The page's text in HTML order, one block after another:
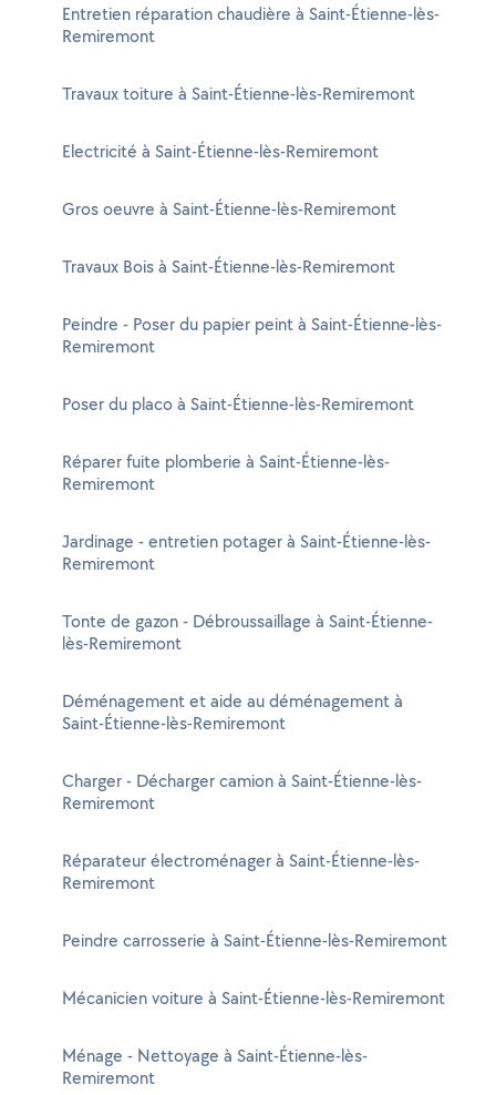
Entretien réparation chaudière à Saint-Étienne-lès-
Remiremont
Travaux toiture à Saint-Étienne-lès-Remiremont
Electricité à Saint-Étienne-lès-Remiremont
Gros oeuvre à Saint-Étienne-lès-Remiremont
Travaux Bois à Saint-Étienne-lès-Remiremont
Peindre - Poser du papier peint à Saint-Étienne-lès-
Remiremont
Poser du placo à Saint-Étienne-lès-Remiremont
Réparer fuite plomberie à Saint-Étienne-lès-
Remiremont
Jardinage - entretien potager à Saint-Étienne-lès-
Remiremont
Tonte de gazon - Débroussaillage à Saint-Étienne-
lès-Remiremont
Déménagement et aide au déménagement à
Saint-Étienne-lès-Remiremont
Charger - Décharger camion à Saint-Étienne-lès-
Remiremont
Réparateur électroménager à Saint-Étienne-lès-
Remiremont
Peindre carrosserie à Saint-Étienne-lès-Remiremont
Mécanicien voiture à Saint-Étienne-lès-Remiremont
Ménage - Nettoyage à Saint-Étienne-lès-
Remiremont